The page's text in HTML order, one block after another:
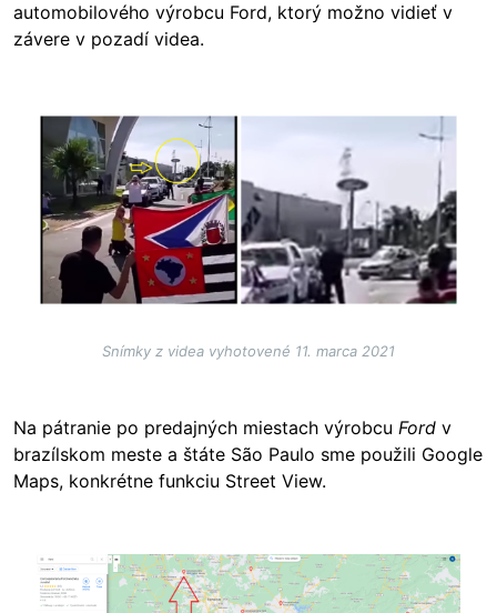
automobilového výrobcu Ford, ktorý možno vidieť v
závere v pozadí videa.
Snímky z videa vyhotovené 11. marca 2021
Na pátranie po predajných miestach výrobcu Ford v
brazílskom meste a štáte São Paulo sme použili Google
Maps, konkrétne funkciu Street View.
Image